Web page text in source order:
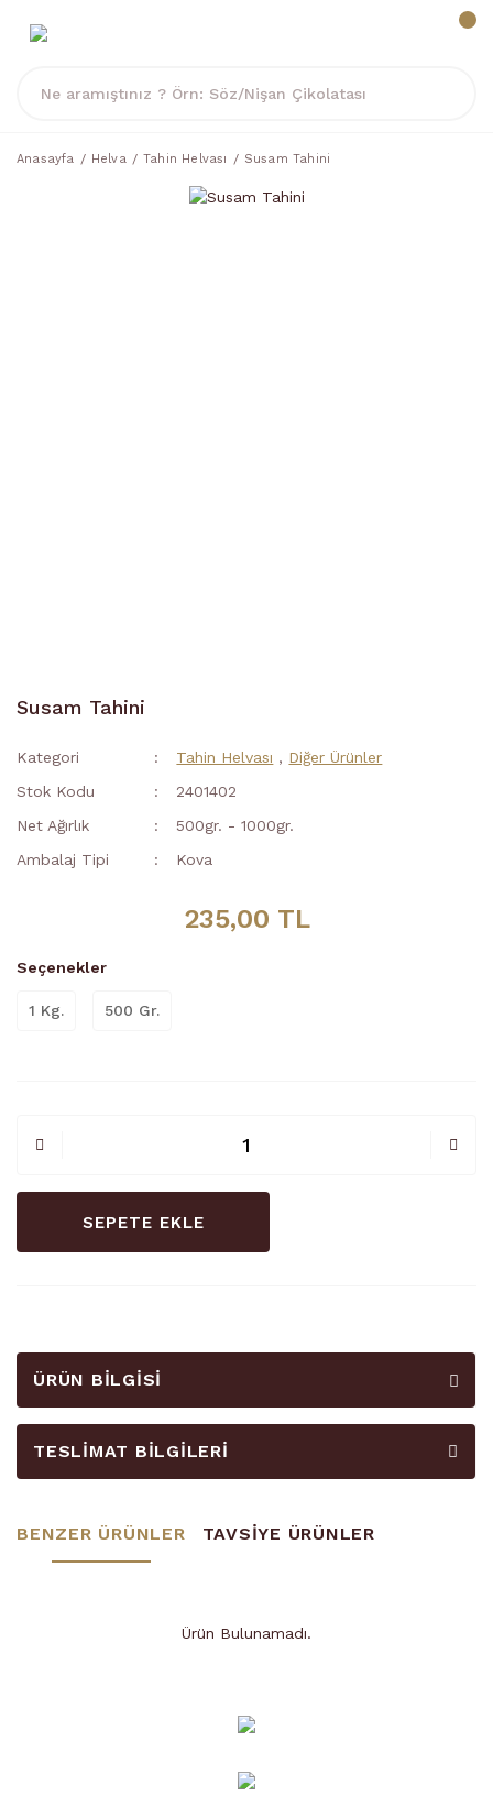
Anasayfa Helva Tahin Helvası Susam Tahini
Susam Tahini
Kategori Tahin Helvası , Diğer Ürünler
Stok Kodu
2401402
Net Ağırlık
500gr. - 1000gr.
Ambalaj Tipi
Kova
235,00 TL
Seçenekler
1 Kg. 500 Gr.
SEPETE EKLE
ÜRÜN BILGISI
TESLIMAT BILGILERI
BENZER ÜRÜNLER TAVSİYE ÜRÜNLER
Ürün Bulunamadı.
Ürün Bulunamadı.